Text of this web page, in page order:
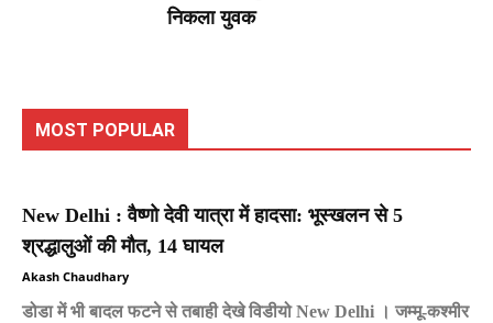
निकला युवक
MOST POPULAR
New Delhi : वैष्णो देवी यात्रा में हादसा: भूस्खलन से 5
श्रद्धालुओं की मौत, 14 घायल
Akash Chaudhary
डोडा में भी बादल फटने से तबाही देखे विडीयो New Delhi । जम्मू-कश्मीर